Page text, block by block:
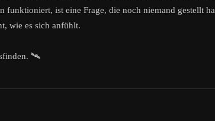
funktioniert, ist eine Frage, die noch niemand gestellt
wie es sich anfühlt.
🛰️